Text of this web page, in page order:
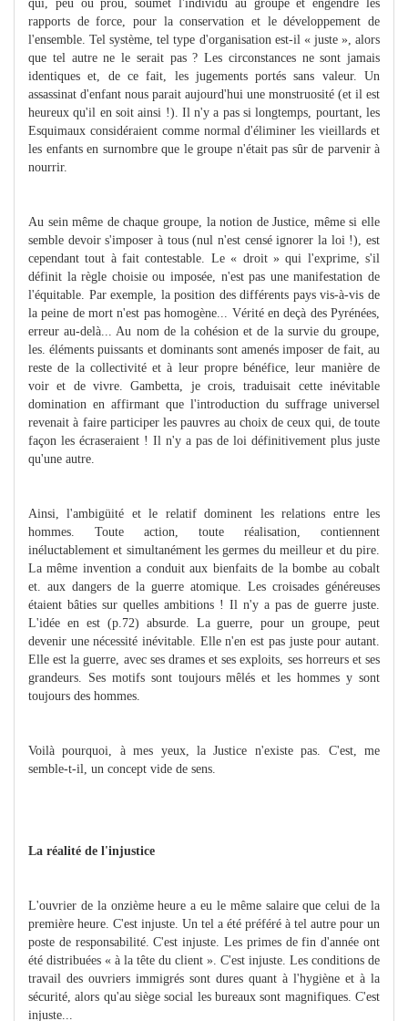
qui, peu ou prou, soumet l'individu au groupe et engendre les
rapports de force, pour la conservation et le développement de
l'ensemble. Tel système, tel type d'organisation est-il « juste », alors
que tel autre ne le serait pas ? Les circonstances ne sont jamais
identiques et, de ce fait, les jugements portés sans valeur. Un
assassinat d'enfant nous parait aujourd'hui une monstruosité (et il est
heureux qu'il en soit ainsi !). Il n'y a pas si longtemps, pourtant, les
Esquimaux considéraient comme normal d'éliminer les vieillards et
les enfants en surnombre que le groupe n'était pas sûr de parvenir à
nourrir.
Au sein même de chaque groupe, la notion de Justice, même si elle
semble devoir s'imposer à tous (nul n'est censé ignorer la loi !), est
cependant tout à fait contestable. Le « droit » qui l'exprime, s'il
définit la règle choisie ou imposée, n'est pas une manifestation de
l'équitable. Par exemple, la position des différents pays vis-à-vis de
la peine de mort n'est pas homogène... Vérité en deçà des Pyrénées,
erreur au-delà... Au nom de la cohésion et de la survie du groupe,
les. éléments puissants et dominants sont amenés imposer de fait, au
reste de la collectivité et à leur propre bénéfice, leur manière de
voir et de vivre. Gambetta, je crois, traduisait cette inévitable
domination en affirmant que l'introduction du suffrage universel
revenait à faire participer les pauvres au choix de ceux qui, de toute
façon les écraseraient ! Il n'y a pas de loi définitivement plus juste
qu'une autre.
Ainsi, l'ambigüité et le relatif dominent les relations entre les
hommes. Toute action, toute réalisation, contiennent
inéluctablement et simultanément les germes du meilleur et du pire.
La même invention a conduit aux bienfaits de la bombe au cobalt
et. aux dangers de la guerre atomique. Les croisades généreuses
étaient bâties sur quelles ambitions ! Il n'y a pas de guerre juste.
L'idée en est (p.72) absurde. La guerre, pour un groupe, peut
devenir une nécessité inévitable. Elle n'en est pas juste pour autant.
Elle est la guerre, avec ses drames et ses exploits, ses horreurs et ses
grandeurs. Ses motifs sont toujours mêlés et les hommes y sont
toujours des hommes.
Voilà pourquoi, à mes yeux, la Justice n'existe pas. C'est, me
semble-t-il, un concept vide de sens.
La réalité de l'injustice
L'ouvrier de la onzième heure a eu le même salaire que celui de la
première heure. C'est injuste. Un tel a été préféré à tel autre pour un
poste de responsabilité. C'est injuste. Les primes de fin d'année ont
été distribuées « à la tête du client ». C'est injuste. Les conditions de
travail des ouvriers immigrés sont dures quant à l'hygiène et à la
sécurité, alors qu'au siège social les bureaux sont magnifiques. C'est
injuste...